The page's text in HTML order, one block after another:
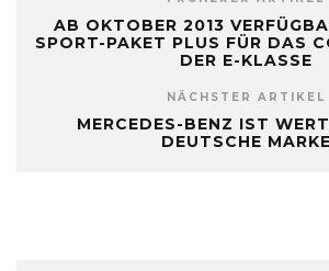
AB OKTOBER 2013
SPORT-PAKET PLUS FÜR DAS
DER E-KLASSE
NÄCHSTER ARTIKEL
MERCEDES-BENZ IST
DEUTSCHE MARKE